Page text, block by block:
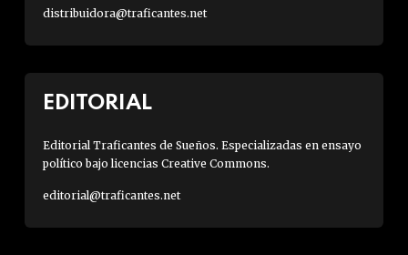
distribuidora@traficantes.net
EDITORIAL
Editorial Traficantes de Sueños. Especializadas en ensayo
político bajo licencias Creative Commons.
editorial@traficantes.net